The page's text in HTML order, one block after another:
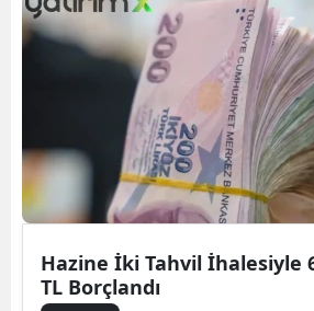
Hazine İki Tahvil İhalesiyle
TL Borçlandı